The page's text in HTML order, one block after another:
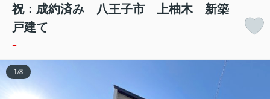
祝：成約済み 八王子市 上柚木 新築
戸建て
-
1/8